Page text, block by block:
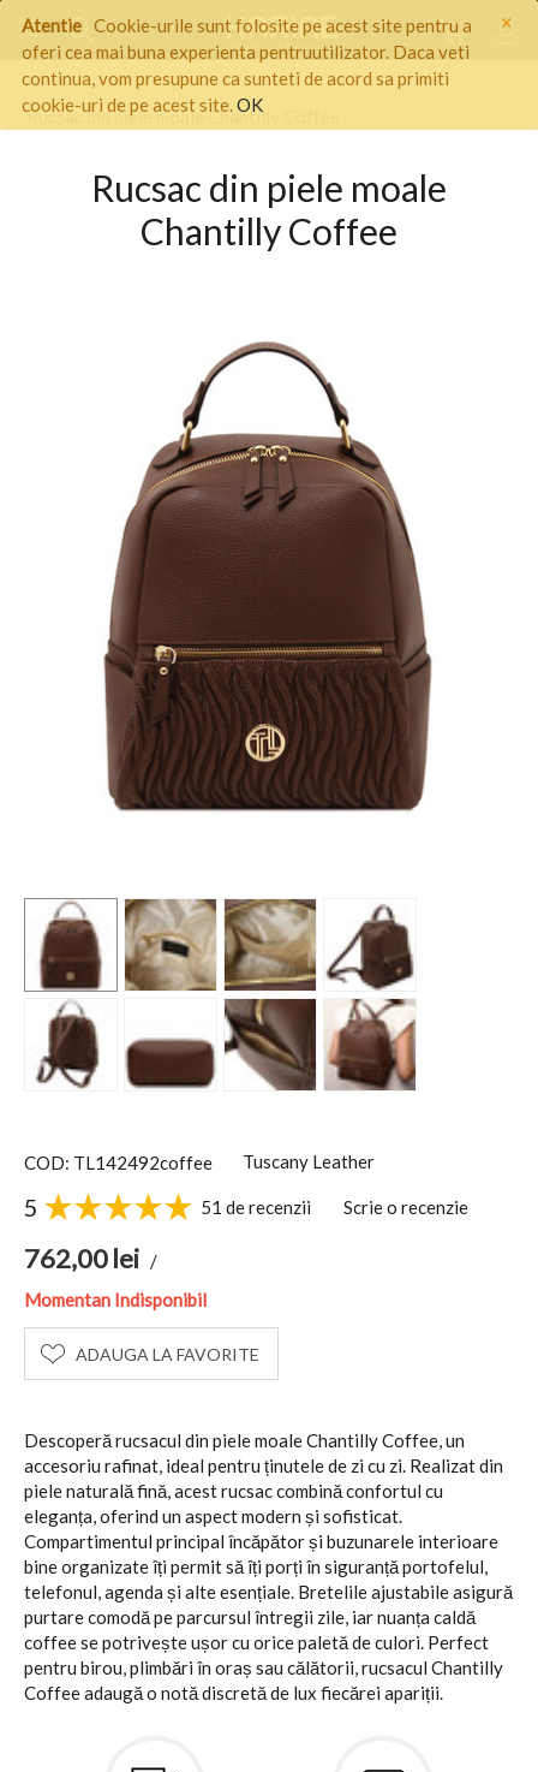
×
Atentie Cookie-urile sunt folosite pe acest site pentru a
oferi cea mai buna experienta pentruutilizator. Daca veti
continua, vom presupune ca sunteti de acord sa primiti
cookie-uri de pe acest site.OK
Pagina start / RUCSACURI /
Rucsac din piele moale Chantilly Coffee
Rucsac din piele moale
Chantilly Coffee
COD: TL142492coffee Tuscany Leather
5 51 de recenzii Scrie o recenzie
762,00lei /
Momentan Indisponibil
ADAUGA LA FAVORITE
Descoperă rucsacul din piele moale Chantilly Coffee, un
accesoriu rafinat, ideal pentru ținutele de zi cu zi. Realizat din
piele naturală fină, acest rucsac combină confortul cu
eleganța, oferind un aspect modern și sofisticat.
Compartimentul principal încăpător și buzunarele interioare
bine organizate îți permit să îți porți în siguranță portofelul,
telefonul, agenda și alte esențiale. Bretelile ajustabile asigură
purtare comodă pe parcursul întregii zile, iar nuanța caldă
coffee se potrivește ușor cu orice paletă de culori. Perfect
pentru birou, plimbări în oraș sau călătorii, rucsacul Chantilly
Coffee adaugă o notă discretă de lux fiecărei apariții.